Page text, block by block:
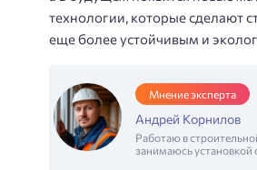
технологии, которые сделают
еще более устойчивым и
Мнение эксперта
Андрей Корнилов
Работаю в
занимаюсь установкой